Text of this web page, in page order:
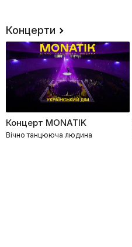
Концерти
Концерт MONATIK
Вічно танцююча людина